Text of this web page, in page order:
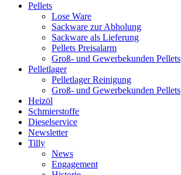
Pellets
Lose Ware
Sackware zur Abholung
Sackware als Lieferung
Pellets Preisalarm
Groß- und Gewerbekunden Pellets
Pelletlager
Pelletlager Reinigung
Groß- und Gewerbekunden Pellets
Heizöl
Schmierstoffe
Dieselservice
Newsletter
Tilly
News
Engagement